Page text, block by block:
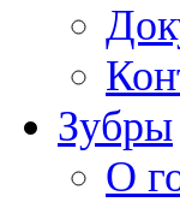
Зубры
О